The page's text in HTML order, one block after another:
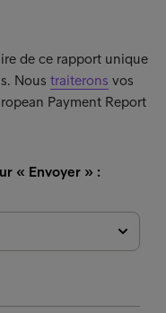
de ce rapport unique
Nous traiterons vos
Payment Report
« Envoyer » :